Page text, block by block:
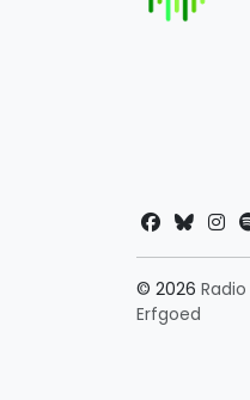
© 2026 Radio
Erfgoed